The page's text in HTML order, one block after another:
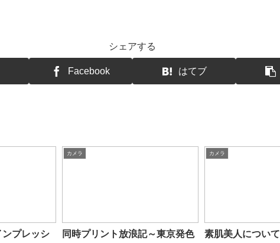
シェアする
Facebook はてブ
プレッシ
カメラ
同時プリント放浪記～東京発色
カメラ
素肌美人について